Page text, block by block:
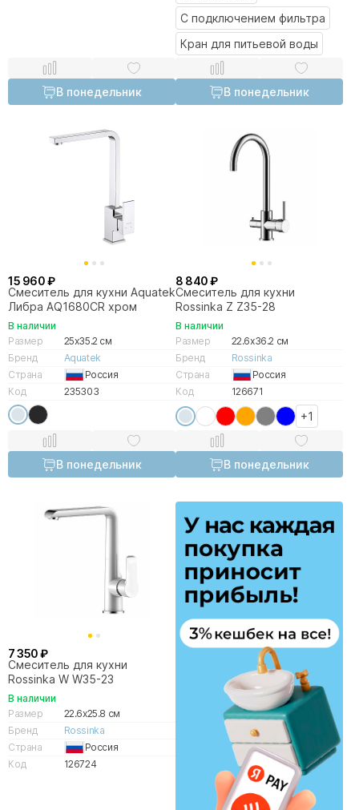
В понедельник
С подключением фильтра
Кран для питьевой воды
В понедельник
15 960 ₽
Смеситель для кухни Aquatek
Либра AQ1680CR хром
В наличии
Размер
25x35.2 см
Бренд
Aquatek
Страна
Россия
Код
235303
В понедельник
8 840 ₽
Смеситель для кухни
Rossinka Z Z35-28
В наличии
Размер
22.6x36.2 см
Бренд
Rossinka
Страна
Россия
Код
126671
+1
В понедельник
7 350 ₽
Смеситель для кухни
Rossinka W W35-23
В наличии
Размер
22.6x25.8 см
Бренд
Rossinka
Страна
Россия
Код
126724